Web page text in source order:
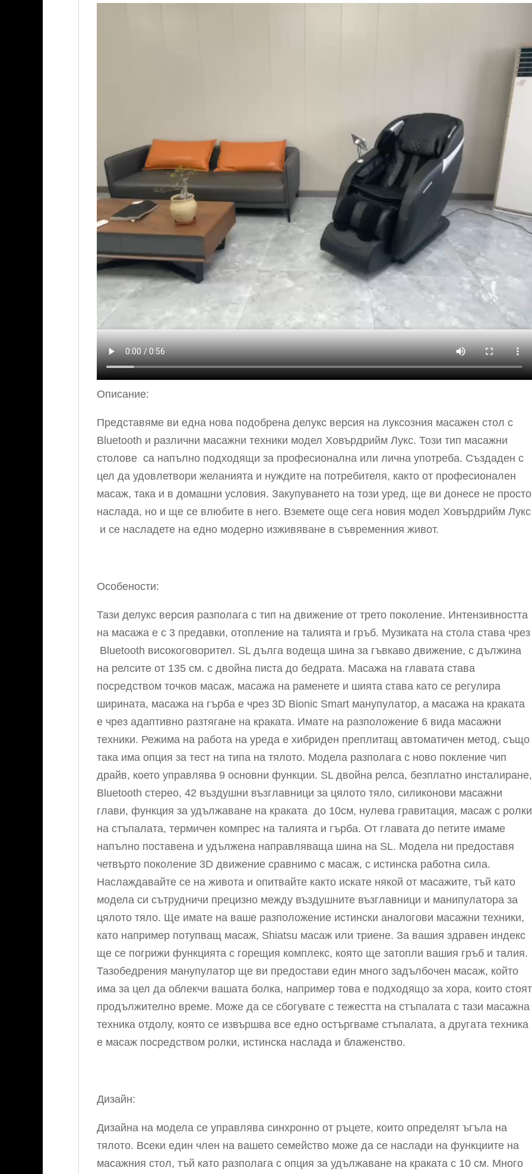
Описание:
Представяме ви една нова подобрена делукс версия на луксозния масажен стол с
Bluetooth и различни масажни техники модел Ховърдрийм Лукс. Този тип масажни
столове са напълно подходящи за професионална или лична употреба. Създаден с
цел да удовлетвори желанията и нуждите на потребителя, както от професионален
масаж, така и в домашни условия. Закупуването на този уред, ще ви донесе не просто
наслада, но и ще се влюбите в него. Вземете още сега новия модел Ховърдрийм Лукс
и се насладете на едно модерно изживяване в съвременния живот.
Особености:
Тази делукс версия разполага с тип на движение от трето поколение. Интензивността
на масажа е с 3 предавки, отопление на талията и гръб. Музиката на стола става чрез
Bluetooth високоговорител. SL дълга водеща шина за гъвкаво движение, с дължина
на релсите от 135 см. с двойна писта до бедрата. Масажа на главата става
посредством точков масаж, масажа на раменете и шията става като се регулира
ширината, масажа на гърба е чрез 3D Bionic Smart манупулатор, а масажа на краката
е чрез адаптивно разтягане на краката. Имате на разположение 6 вида масажни
техники. Режима на работа на уреда е хибриден преплитащ автоматичен метод, също
така има опция за тест на типа на тялото. Модела разполага с ново покление чип
драйв, което управлява 9 основни функции. SL двойна релса, безплатно инсталиране,
Bluetooth стерео, 42 въздушни възглавници за цялото тяло, силиконови масажни
глави, функция за удължаване на краката до 10см, нулева гравитация, масаж с ролки
на стъпалата, термичен компрес на талията и гърба. От главата до петите имаме
напълно поставена и удължена направляваща шина на SL. Модела ни предоставя
четвърто поколение 3D движение сравнимо с масаж, с истинска работна сила.
Наслаждавайте се на живота и опитвайте както искате някой от масажите, тъй като
модела си сътрудничи прецизно между въздушните възглавници и манипулатора за
цялото тяло. Ще имате на ваше разположение истински аналогови масажни техники,
като например потупващ масаж, Shiatsu масаж или триене. За вашия здравен индекс
ще се погрижи функцията с горещия комплекс, която ще затопли вашия гръб и талия.
Тазобедрения манупулатор ще ви предостави един много задълбочен масаж, който
има за цел да облекчи вашата болка, например това е подходящо за хора, които стоят
продължително време. Може да се сбогувате с тежестта на стъпалата с тази масажна
техника отдолу, която се извършва все едно остъргваме стъпалата, а другата техника
е масаж посредством ролки, истинска наслада и блаженство.
Дизайн:
Дизайна на модела се управлява синхронно от ръцете, които определят ъгъла на
тялото. Всеки един член на вашето семейство може да се наслади на функциите на
масажния стол, тъй като разполага с опция за удължаване на краката с 10 см. Много